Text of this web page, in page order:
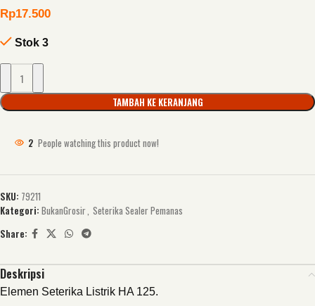
Rp17.500
Stok 3
TAMBAH KE KERANJANG
2 People watching this product now!
SKU: 79211
Kategori: BukanGrosir, Seterika Sealer Pemanas
Share:
Deskripsi
Elemen Seterika Listrik HA 125.